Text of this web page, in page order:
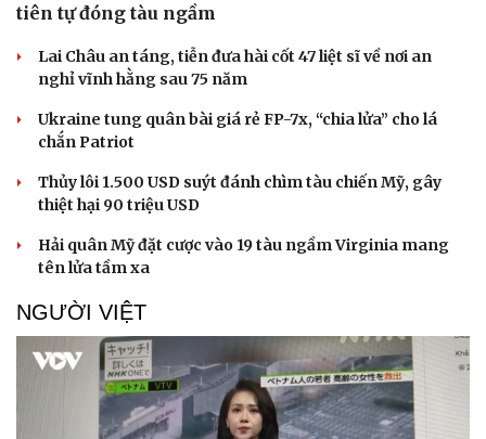
Pháp luật
Vụ án
Tin nóng
Tư vấn luật
Quân sự - Quốc phòng
Việt Nam
tiên tự đóng tàu ngầm
Lai Châu an táng, tiễn đưa hài cốt 47 liệt sĩ về nơi an
nghỉ vĩnh hằng sau 75 năm
Ukraine tung quân bài giá rẻ FP-7x, “chia lửa” cho lá
chắn Patriot
Thủy lôi 1.500 USD suýt đánh chìm tàu chiến Mỹ, gây
thiệt hại 90 triệu USD
Hải quân Mỹ đặt cược vào 19 tàu ngầm Virginia mang
tên lửa tầm xa
NGƯỜI VIỆT